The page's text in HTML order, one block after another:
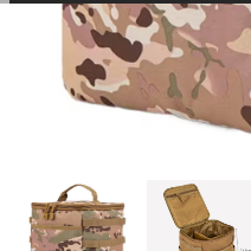
continuously appearing.